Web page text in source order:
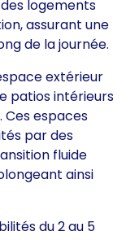
logements
assurant une
de la journée.
extérieur
patios intérieurs
Ces espaces
par des
fluide
ainsi
du 2 au 5